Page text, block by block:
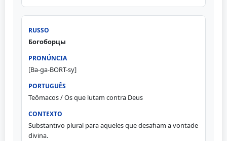
Богоборцы
[Ba-ga-BORT-sy]
Teômacos / Os que lutam contra Deus
Substantivo plural para aqueles que desafiam a vontade
divina.